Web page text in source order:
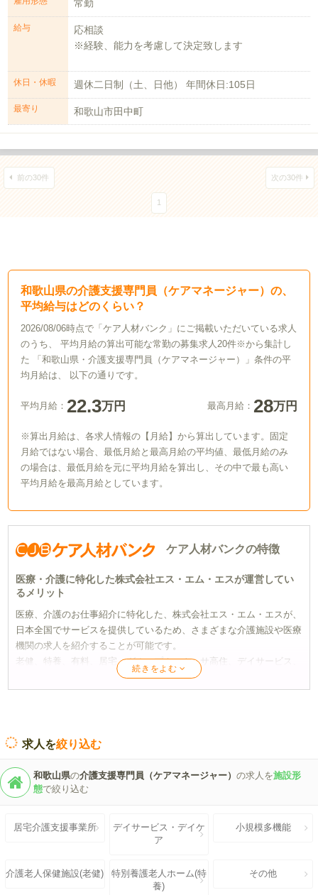
常勤
給与
応相談
※経験、能力を考慮して決定致します
夜勤手...
休日・休暇 週休二日制（土、日他） 年間休日:105日
最寄り 和歌山市田中町
前の30件 次の30件
1
和歌山県の介護支援専門員（ケアマネージャー）の、
平均給与はどのくらい？
2026/08/06時点で「ケア人材バンク」にご掲載いただいている求人
のうち、 平均月給の算出可能な常勤の募集求人20件※から集計し
た 「和歌山県・介護支援専門員（ケアマネージャー）」条件の平
均月給は、 以下の通りです。
平均月給： 22.3万円 最高月給： 28万円
※算出月給は、各求人情報の【月給】から算出しています。固定
月給ではない場合、最低月給と最高月給の平均値、最低月給のみ
の場合は、最低月給を元に平均月給を算出し、その中で最も高い
平均月給を最高月給としています。
ケア人材バンクの特徴
医療・介護に特化した株式会社エス・エム・エスが運営してい
るメリット
医療、介護のお仕事紹介に特化した、株式会社エス・エム・エスが、
日本全国でサービスを提供しているため、さまざまな介護施設や医療
機関の求人を紹介することが可能です。
老健、特養、有料、居宅、グループホーム、サ高住、デイサービス、
デイケア、訪問介護から、小規模多機能、障がい者施設、地域包括ま
で、ハローワークや協会では見つけにくい求人情報を幅広く取り揃え
求職者の皆様への転職支援を行っています。
ケアマネージャー取得直後の未経験。
介護支援専門員更新研修をきっかけにケアマネ職の復職を考えて
て就職、転職したい。
介護福祉士として、転職で更にステップアップしたい。
がい福祉サービス事業所で活躍の場を広げたい。
求人を絞り込む
和歌山県の介護支援専門員（ケアマネージャー）の求人を施設形
態で絞り込む
居宅介護支援事業所
デイサービス・デイケ
ア
小規模多機能
介護老人保健施設(老健)
特別養護老人ホーム(特
養)
その他